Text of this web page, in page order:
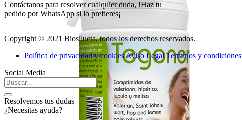
Contáctanos para resolver cualquier duda, !Haz tu
pedido por WhatsApp si lo prefieres¡
Copyright © 2021 Biosilueta, todos los derechos reservados.
Política de privacidad y cookiesAviso Legal Terminos y condiciones
Social Media
Resolvemos tus dudas
¿Necesitas ayuda?